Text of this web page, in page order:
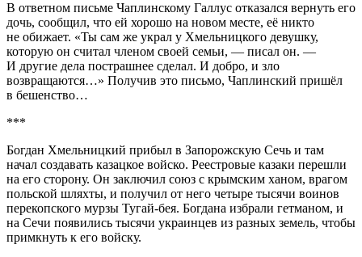
В ответном письме Чаплинскому Галлус отказался вернуть его
дочь, сообщил, что ей хорошо на новом месте, её никто
не обижает. «Ты сам же украл у Хмельницкого девушку,
которую он считал членом своей семьи, — писал он. —
И другие дела пострашнее сделал. И добро, и зло
возвращаются…» Получив это письмо, Чаплинский пришёл
в бешенство…
***
Богдан Хмельницкий прибыл в Запорожскую Сечь и там
начал создавать казацкое войско. Реестровые казаки перешли
на его сторону. Он заключил союз с крымским ханом, врагом
польской шляхты, и получил от него четыре тысячи воинов
перекопского мурзы Тугай-бея. Богдана избрали гетманом, и
на Сечи появились тысячи украинцев из разных земель, чтобы
примкнуть к его войску.